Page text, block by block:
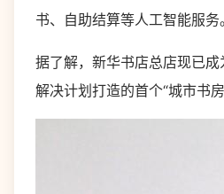
书、自助结算等人工智能服务。
据了解，新华书店总店现已
解决计划打造的首个“城市书房